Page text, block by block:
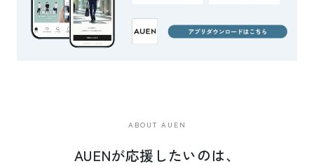
ABOUT AUEN
AUENが応援したいのは、